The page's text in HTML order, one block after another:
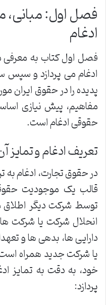
فصل اول: مبانی،
ادغام
فصل اول کتاب به معرفی
ادغام می پردازد و سپس
پدیده را در حقوق ایران
مفاهیم، پیش نیازی
حقوقی ادغام است.
تعریف ادغام و تمایز
در حقوق تجارت، ادغام
قالب یک موجودیت
توسط شرکت دیگر اطلاق
انحلال شرکت یا شرکت
دارایی ها، بدهی ها و
یا شرکت جدید همراه
خود، به دقت به تمایز
پردازد: